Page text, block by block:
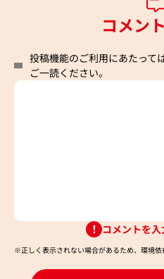
コメン
投稿機能のご利用にあたって
ご一読ください。
コメントを
※正しく表示されない場合があるため、環境依